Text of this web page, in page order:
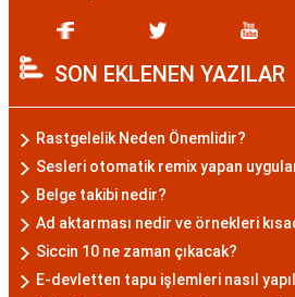
SON EKLENEN YAZILAR
Rastgelelik Neden Önemlidir?
Sesleri otomatik remix yapan
Belge takibi nedir?
Ad aktarması nedir ve örnekleri
Siccin 10 ne zaman çıkacak?
E-devletten tapu işlemleri nasıl